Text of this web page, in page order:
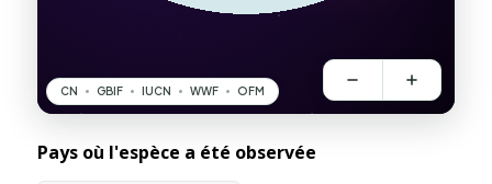
Pays où l'espèce a été observée